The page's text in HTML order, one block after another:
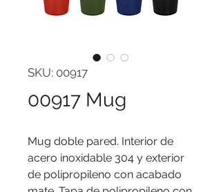
SKU: 00917
00917 Mug
Mug doble pared. Interior de
acero inoxidable 304 y exterior
de polipropileno con acabado